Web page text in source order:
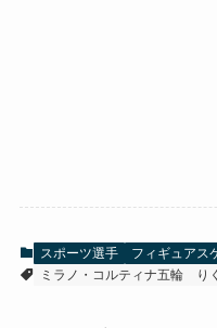
スポーツ選手
フィギュアス
ミラノ・コルティナ五輪
り